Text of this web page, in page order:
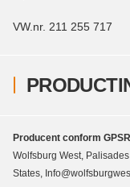
VW.nr. 211 255 717
Producent conform
Wolfsburg West,
States,